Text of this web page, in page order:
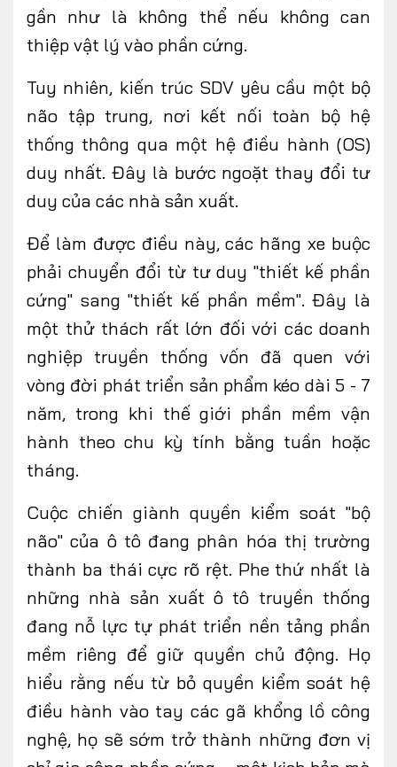
gần như là không thể nếu không can
thiệp vật lý vào phần cứng.
Tuy nhiên, kiến trúc SDV yêu cầu một bộ
não tập trung, nơi kết nối toàn bộ hệ
thống thông qua một hệ điều hành (OS)
duy nhất. Đây là bước ngoặt thay đổi tư
duy của các nhà sản xuất.
Để làm được điều này, các hãng xe buộc
phải chuyển đổi từ tư duy "thiết kế phần
cứng" sang "thiết kế phần mềm". Đây là
một thử thách rất lớn đối với các doanh
nghiệp truyền thống vốn đã quen với
vòng đời phát triển sản phẩm kéo dài 5 - 7
năm, trong khi thế giới phần mềm vận
hành theo chu kỳ tính bằng tuần hoặc
tháng.
Cuộc chiến giành quyền kiểm soát "bộ
não" của ô tô đang phân hóa thị trường
thành ba tháicực rõ rệt. Phe thứ nhất là
những nhà sản xuất ô tô truyền thống
đang nỗ lực tự phát triển nền tảng phần
mềm riêng để giữ quyền chủ động. Họ
hiểu rằng nếu từ bỏ quyền kiểm soát hệ
điều hành vào tay các gã khổng lồ công
nghệ, họ sẽ sớm trở thành những đơn vị